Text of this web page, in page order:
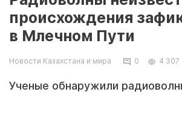
происхождения
в Млечном Пути
Новости Казахстана и мира 0 4 307
Ученые обнаружили